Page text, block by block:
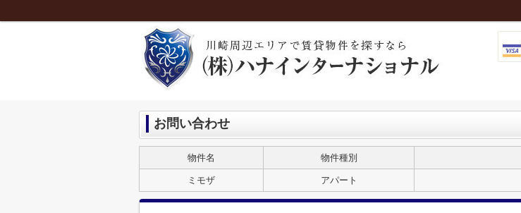
お問い合わせ
物件名 物件種別
ミモザ アパート